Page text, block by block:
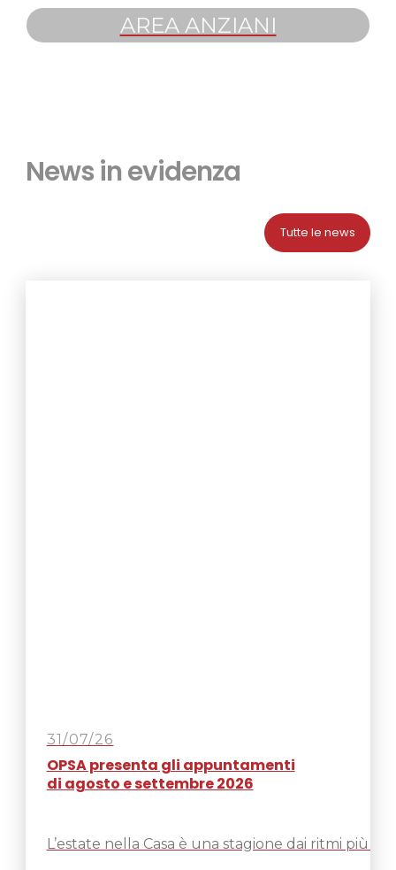
AREA ANZIANI
News in evidenza
Tutte le news
31/07/26
OPSA presenta gli appuntamenti
di agosto e settembre 2026
L’estate nella Casa è una stagione dai ritmi più